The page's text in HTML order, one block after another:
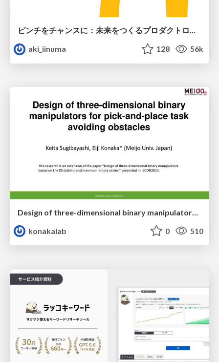
ピンチをチャンスに：未来をつくるプロダクトロードマップ #pmconf2020
aki_iinuma
128 56k
konakalab
0 510